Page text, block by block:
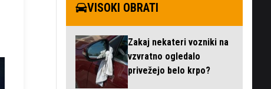
VISOKI OBRATI
Zakaj nekateri vozniki na
vzvratno ogledalo
privežejo belo krpo?